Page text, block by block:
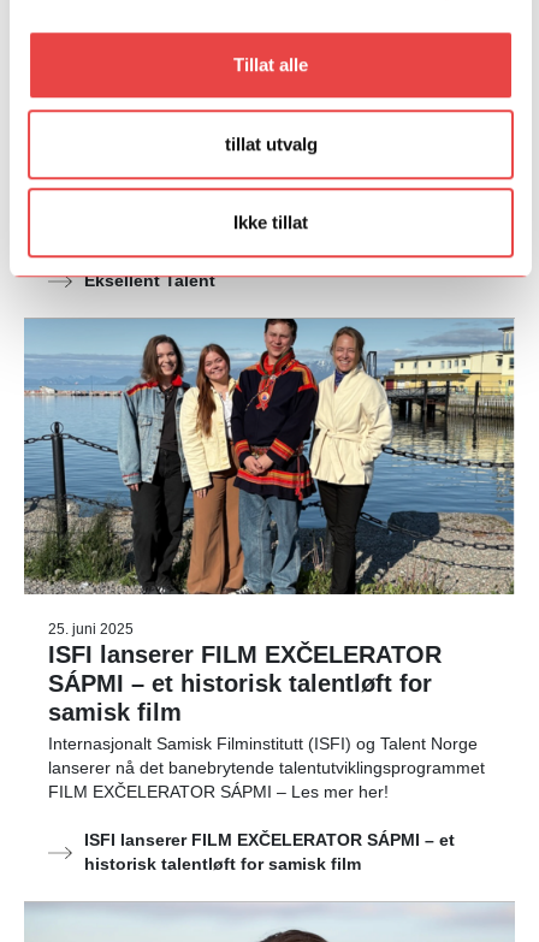
Tillat alle
tillat utvalg
Ikke tillat
Eksellent Talent
Eksellent Talent er Festspillene i Nord-Norges pilot for en
Eksellent Talent
25. juni 2025
ISFI lanserer FILM EXČELERATOR
SÁPMI – et historisk talentløft for
samisk film
Internasjonalt Samisk Filminstitutt (ISFI) og Talent Norge
lanserer nå det banebrytende talentutviklingsprogrammet
FILM EXČELERATOR SÁPMI – Les mer her!
ISFI lanserer FILM EXČELERATOR SÁPMI – et
historisk talentløft for samisk film